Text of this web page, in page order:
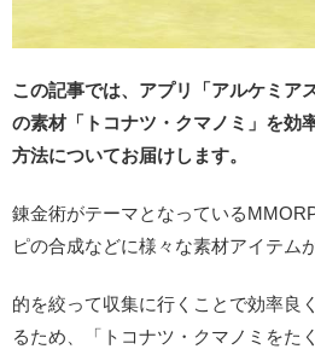
この記事では、アプリ「アルケミア
の素材「トコナツ・クマノミ」を効
方法についてお届けします。
錬金術がテーマとなっている
ピの合成などに様々な素材アイテム
的を絞って収集に行くことで効率良
るため、「トコナツ・クマノミをた